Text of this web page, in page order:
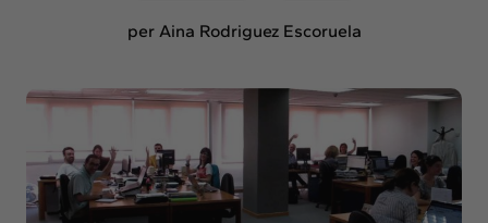
Intermèdia
Interrelación
Insights
Actualidad
per Aina Rodriguez Escoruela